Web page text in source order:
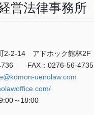
営法律事務所
2-2-14 アドホック館林2F
FAX：0276-56-4735
uenolaw.com
～18:00